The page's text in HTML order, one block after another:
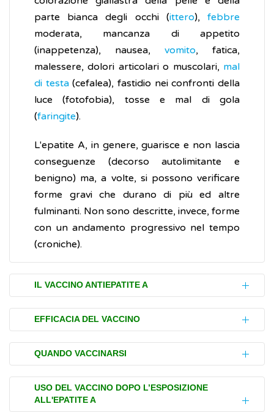
parte bianca degli occhi (ittero),febbre
moderata, mancanza di appetito
(inappetenza), nausea, vomito, fatica,
malessere, dolori articolari o muscolari, mal
di testa(cefalea), fastidio nei confronti della
luce (fotofobia), tosse e mal di gola
(faringite).
L'epatite A, in genere, guarisce e non lascia
conseguenze (decorso autolimitante e
benigno) ma, a volte, si possono verificare
forme gravi che durano di più ed altre
fulminanti. Non sono descritte, invece, forme
con un andamento progressivo nel tempo
(croniche).
IL VACCINO ANTIEPATITE A
Oltre all'osservanza delle comuni norme
igieniche (lavare accuratamente le mani,
evitare liquidi e cibo contaminati), il miglior
modo per proteggersi dall'epatite Aè il
vaccino (leggi laBufala ). Costituito dal virus
ucciso (inattivato) fissato (adsorbito) su
EFFICACIA DEL VACCINO
La protezione dall'infezione compare 14-21
giorni dopo la prima dose di vaccino e dura
per circa 12 mesi.
QUANDO VACCINARSI
Il vaccino è raccomandato, a partire dal 12°
mese di età, nei bambini esposti al rischio di
USO DEL VACCINO DOPO L’ESPOSIZIONE
ALL'EPATITE A